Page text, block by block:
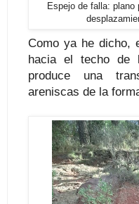
Espejo de falla:
Como ya he dicho,
hacia el techo de
produce una
areniscas de la